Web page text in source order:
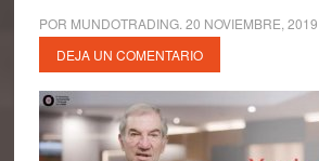
POR MUNDOTRADING. 20 NOVIEMBRE, 2019
DEJA UN COMENTARIO